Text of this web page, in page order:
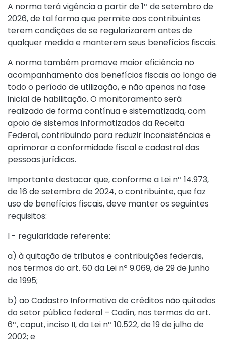
A norma terá vigência a partir de 1º de setembro de
2026, de tal forma que permite aos contribuintes
terem condições de se regularizarem antes de
qualquer medida e manterem seus benefícios fiscais.
A norma também promove maior eficiência no
acompanhamento dos benefícios fiscais ao longo de
todo o período de utilização, e não apenas na fase
inicial de habilitação. O monitoramento será
realizado de forma contínua e sistematizada, com
apoio de sistemas informatizados da Receita
Federal, contribuindo para reduzir inconsistências e
aprimorar a conformidade fiscal e cadastral das
pessoas jurídicas.
Importante destacar que, conforme a Lei nº 14.973,
de 16 de setembro de 2024, o contribuinte, que faz
uso de benefícios fiscais, deve manter os seguintes
requisitos:
I - regularidade referente:
a) à quitação de tributos e contribuições federais,
nos termos do art. 60 da Lei nº 9.069, de 29 de junho
de 1995;
b) ao Cadastro Informativo de créditos não quitados
do setor público federal – Cadin, nos termos do art.
6º, caput, inciso II, da Lei nº 10.522, de 19 de julho de
2002; e